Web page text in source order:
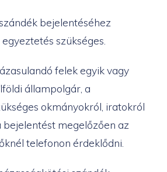
bejelentéséhez
szükséges.
felek egyik vagy
állampolgár, a
okmányokról, iratokról
bejelentést megelőzően az
telefonon érdeklődni.